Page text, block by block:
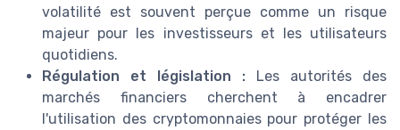
volatilité est souvent perçue comme un risque
majeur pour les investisseurs et les utilisateurs
quotidiens.
Régulation et législation : Les autorités des
marchés financiers cherchent à encadrer
l'utilisation des cryptomonnaies pour protéger les